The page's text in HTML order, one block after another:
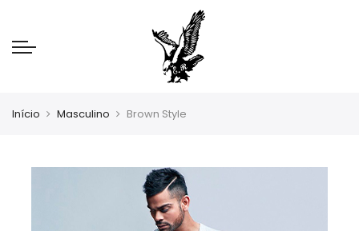
Início Masculino Brown Style